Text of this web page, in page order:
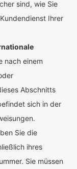
sind, wie Sie
Ihrer
nach einem
Abschnitts
sich in der
Sie die
ihres
Sie müssen